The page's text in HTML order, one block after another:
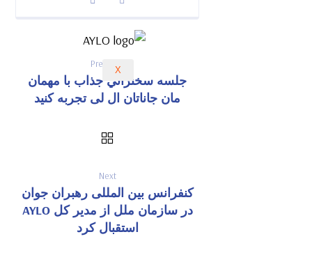
X
Previous
جلسه سخنراني جذاب با مهمان
مان جاناتان ال لی تجربه کنید
Next
کنفرانس بین المللی رهبران جوان
در سازمان ملل از مدیر کل AYLO
استقبال کرد